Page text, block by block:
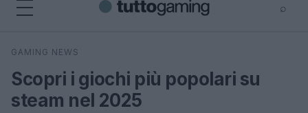
⌕
Cerca
GAMING NEWS
Scopri i giochi più popolari su
steam nel 2025